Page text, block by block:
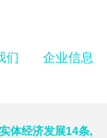
们 企业信息
体经济发展14条,